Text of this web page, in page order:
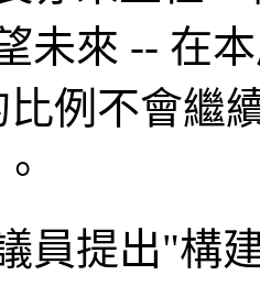
未來 -- 在
比例不會繼
員提出"構